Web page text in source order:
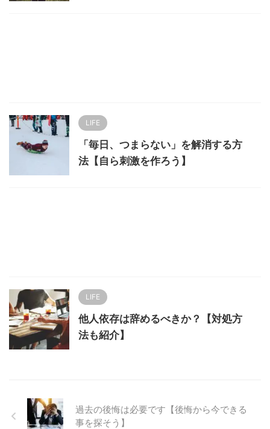
LIFE
「毎日、つまらない」を解消する方
法【自ら刺激を作ろう】
LIFE
他人依存は辞めるべきか？【対処方
法も紹介】
過去の後悔は必要です【後悔から今できる
事を探そう】